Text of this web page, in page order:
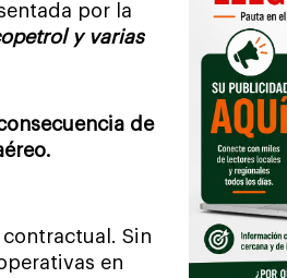
por la
y varias
de
Sin
en